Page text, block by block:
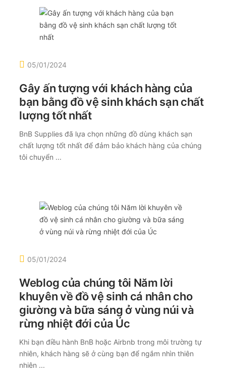
05/01/2024
Gây ấn tượng với khách hàng của
bạn bằng đồ vệ sinh khách sạn chất
lượng tốt nhất
BnB Supplies đã lựa chọn những đồ dùng khách sạn
chất lượng tốt nhất để đảm bảo khách hàng của chúng
tôi chuyển ...
05/01/2024
Weblog của chúng tôi Năm lời
khuyên về đồ vệ sinh cá nhân cho
giường và bữa sáng ở vùng núi và
rừng nhiệt đới của Úc
Khi bạn điều hành BnB hoặc Airbnb trong môi trường tự
nhiên, khách hàng sẽ ở cùng bạn để ngắm nhìn thiên
nhiên ...